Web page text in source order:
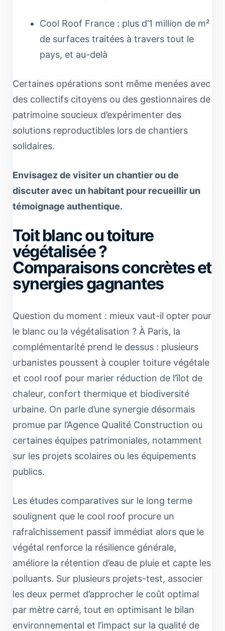
Cool Roof France : plus d’1 million de m²
de surfaces traitées à travers tout le
pays, et au-delà
Certaines opérations sont même menées avec
des collectifs citoyens ou des gestionnaires de
patrimoine soucieux d’expérimenter des
solutions reproductibles lors de chantiers
solidaires.
Envisagez de visiter un chantier ou de
discuter avec un habitant pour recueillir un
témoignage authentique.
Toit blanc ou toiture
végétalisée ?
Comparaisons concrètes et
synergies gagnantes
Question du moment : mieux vaut-il opter pour
le blanc ou la végétalisation ? À Paris, la
complémentarité prend le dessus : plusieurs
urbanistes poussent à coupler toiture végétale
et cool roof pour marier réduction de l’îlot de
chaleur, confort thermique et biodiversité
urbaine. On parle d’une synergie désormais
promue par l’Agence Qualité Construction ou
certaines équipes patrimoniales, notamment
sur les projets scolaires ou les équipements
publics.
Les études comparatives sur le long terme
soulignent que le cool roof procure un
rafraîchissement passif immédiat alors que le
végétal renforce la résilience générale,
améliore la rétention d’eau de pluie et capte les
polluants. Sur plusieurs projets-test, associer
les deux permet d’approcher le coût optimal
par mètre carré, tout en optimisant le bilan
environnemental et l’impact sur la qualité de